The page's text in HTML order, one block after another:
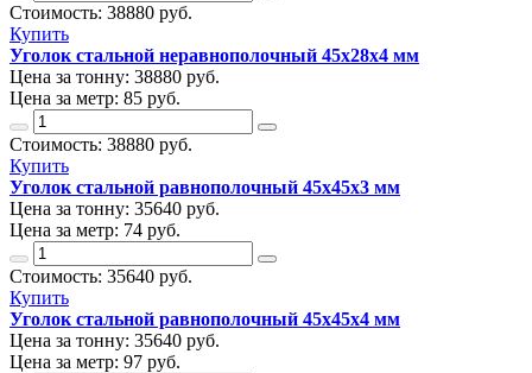
Стоимость: 38880 руб.
Купить
Уголок стальной неравнополочный 45х28х4 мм
Цена за тонну: 38880 руб.
Цена за метр: 85 руб.
Стоимость: 38880 руб.
Купить
Уголок стальной равнополочный 45х45х3 мм
Цена за тонну: 35640 руб.
Цена за метр: 74 руб.
Стоимость: 35640 руб.
Купить
Уголок стальной равнополочный 45х45х4 мм
Цена за тонну: 35640 руб.
Цена за метр: 97 руб.